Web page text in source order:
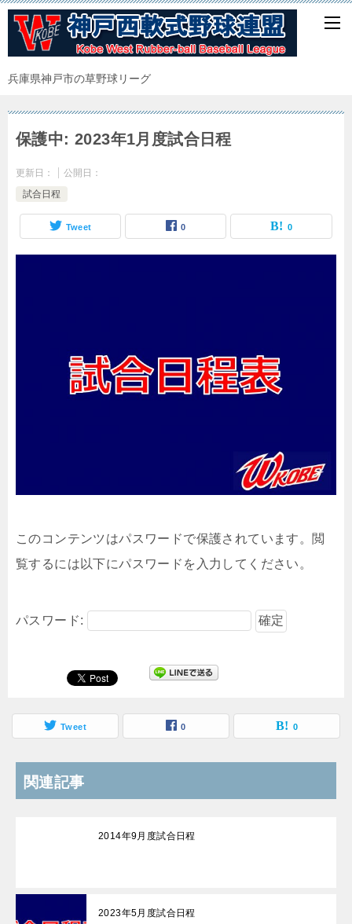
兵庫県神戸市の草野球リーグ
保護中: 2023年1月度試合日程
更新日：
公開日：
試合日程
Tweet 0 0
このコンテンツはパスワードで保護されています。閲
覧するには以下にパスワードを入力してください。
パスワード:
Tweet 0 0
関連記事
2014年9月度試合日程
2023年5月度試合日程